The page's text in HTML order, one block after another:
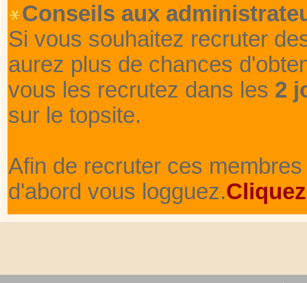
Conseils aux
Si vous souhaitez recruter
aurez plus de chances
vous les recrutez dans les 2
sur le topsite.
Afin de recruter ces
d'abord vous logguez.